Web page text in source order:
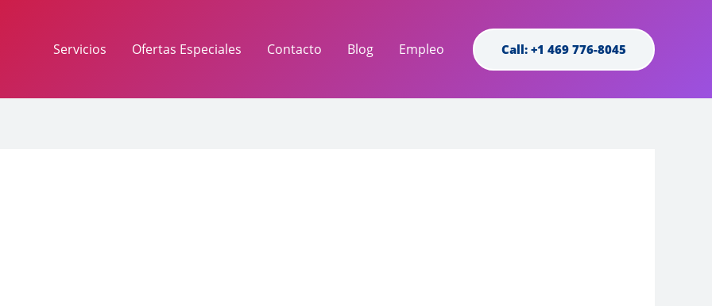
Servicios Ofertas Especiales Contacto Blog Empleo Call: +1 469 776-8045